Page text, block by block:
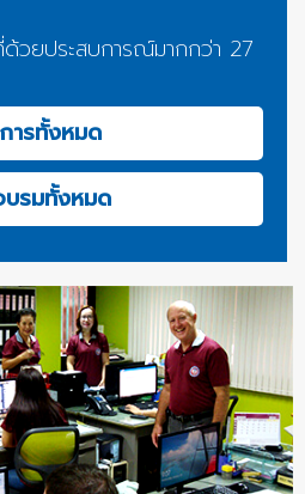
ที่ด้วยประสบการณ์มากกว่า 27
ารทั้งหมด
รมทั้งหมด